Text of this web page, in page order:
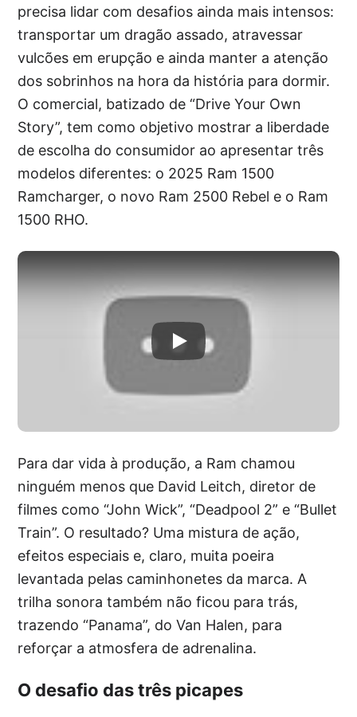
precisa lidar com desafios ainda mais intensos:
transportar um dragão assado, atravessar
vulcões em erupção e ainda manter a atenção
dos sobrinhos na hora da história para dormir.
O comercial, batizado de “Drive Your Own
Story”, tem como objetivo mostrar a liberdade
de escolha do consumidor ao apresentar três
modelos diferentes: o 2025 Ram 1500
Ramcharger, o novo Ram 2500 Rebel e o Ram
1500 RHO.
Para dar vida à produção, a Ram chamou
ninguém menos que David Leitch, diretor de
filmes como “John Wick”, “Deadpool 2” e “Bullet
Train”. O resultado? Uma mistura de ação,
efeitos especiais e, claro, muita poeira
levantada pelas caminhonetes da marca. A
trilha sonora também não ficou para trás,
trazendo “Panama”, do Van Halen, para
reforçar a atmosfera de adrenalina.
O desafio das três picapes